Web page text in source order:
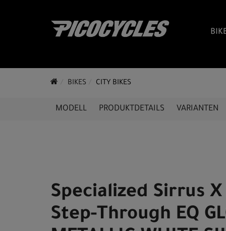
BIKES CITY BIKES
MODELL PRODUKTDETAILS VARIANTEN
Specialized Sirrus
Step-Through EQ